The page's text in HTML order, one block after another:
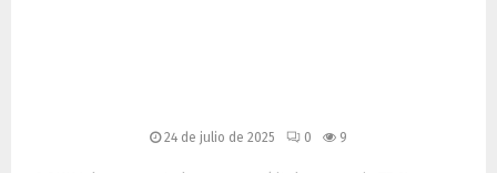
24 de julio de 2025 0 9